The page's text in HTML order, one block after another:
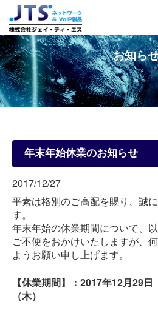
お知ら
年末年始休業のお知らせ
2017/12/27
平素は格別のご高配を賜り、誠
す。
年末年始の休業期間について、
ご不便をおかけいたしますが、
ようお願い申し上げます。
【休業期間】：2017年12月29
（木）